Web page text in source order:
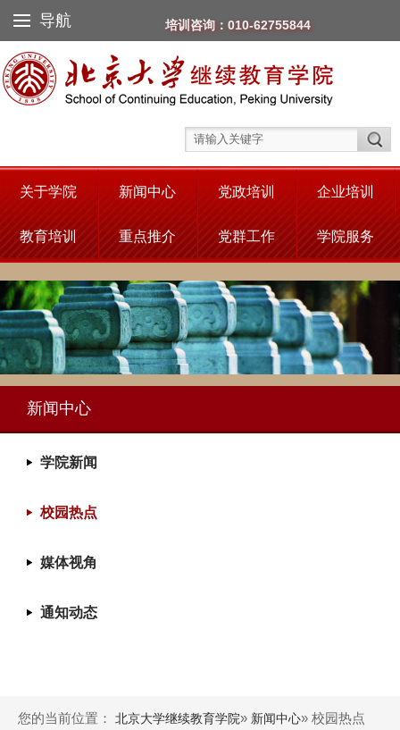
导航 培训咨询：010-62755844
关于学院 新闻中心 党政培训 企业培训
教育培训 重点推介 党群工作 学院服务
新闻中心
学院新闻
校园热点
媒体视角
通知动态
您的当前位置： 北京大学继续教育学院» 新闻中心» 校园热点